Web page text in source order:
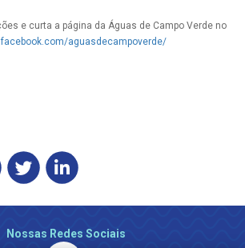
e curta a página da Águas de Campo Verde no
aguasdecampoverde/
Nossas Redes Sociais